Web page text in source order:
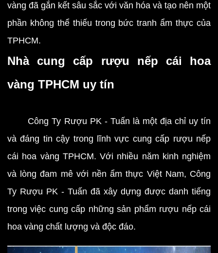
vàng đã gắn kết sâu sắc với văn hóa và tạo nên một
phần không thể thiếu trong bức tranh ẩm thực của
TPHCM.
Nhà cung cấp rượu nếp cái hoa
vàng TPHCM uy tín
Công Ty Rượu PK - Tuấn là một địa chỉ uy tín
và đáng tin cậy trong lĩnh vực cung cấp rượu nếp
cái hoa vàng TPHCM. Với nhiều năm kinh nghiệm
và lòng đam mê với nền ẩm thực Việt Nam, Công
Ty Rượu PK - Tuấn đã xây dựng được danh tiếng
trong việc cung cấp những sản phẩm rượu nếp cái
hoa vàng chất lượng và độc đáo.